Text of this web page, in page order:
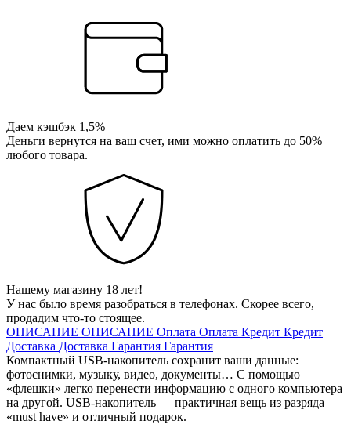
Даем кэшбэк 1,5%
Деньги вернутся на ваш счет, ими можно оплатить до 50%
любого товара.
Нашему магазину 18 лет!
У нас было время разобраться в телефонах. Скорее всего,
продадим что-то стоящее.
ОПИСАНИЕ ОПИСАНИЕ Оплата Оплата Кредит Кредит
Доставка Доставка Гарантия Гарантия
Компактный USB-накопитель сохранит ваши данные:
фотоснимки, музыку, видео, документы… С помощью
«флешки» легко перенести информацию с одного компьютера
на другой. USB-накопитель — практичная вещь из разряда
«must have» и отличный подарок.